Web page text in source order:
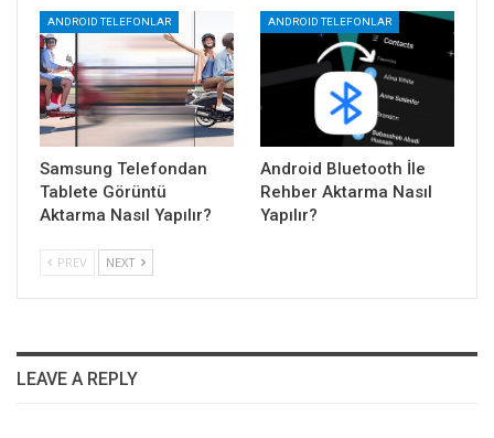
ANDROID TELEFONLAR
Samsung Telefondan
Tablete Görüntü
Aktarma Nasıl Yapılır?
ANDROID TELEFONLAR
Android Bluetooth İle
Rehber Aktarma Nasıl
Yapılır?
PREV NEXT
LEAVE A REPLY